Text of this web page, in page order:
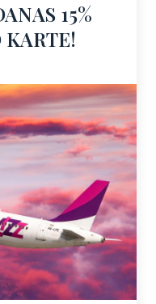
15%
KARTE!